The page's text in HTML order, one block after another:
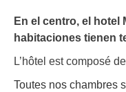
En el centro, el
habitaciones tienen
L’hôtel est composé
Toutes nos chambres